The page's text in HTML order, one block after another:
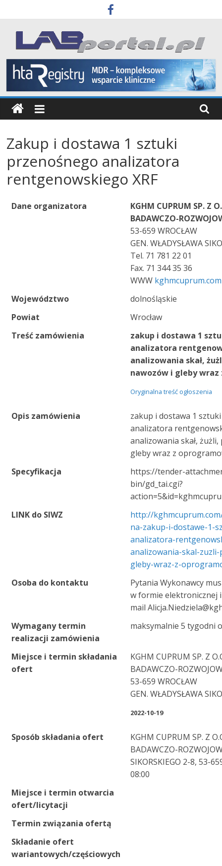
to
content
Labportal
Laboratoria
Aparatura
Badania
Zakup i dostawa 1 sztuki
przenośnego analizatora
rentgenowskiego XRF
Dane organizatora
KGHM CUPRUM SP. Z
BADAWCZO-
53-659 WROCŁAW
GEN. WŁADYSŁAWA
Tel. 71 781 22 01
Fax. 71 344 35 36
WWW kghmcuprum.com
Województwo
dolnośląskie
Powiat
Wrocław
Treść zamówienia
zakup i dostawa 1
analizatora
analizowania skał,
nawozów i gleby
Oryginalna treść ogłoszenia
Opis zamówienia
zakup i dostawa 1
analizatora
analizowania skał,
gleby wraz z
Specyfikacja
https://tender-
bin/gd_tai.cgi?
LINK do SIWZ
http://
na-zakup-i-dostawe-1-
analizatora-
analizowania-skal-
gleby-wraz-z-
Osoba do kontaktu
Pytania Wykonawcy
w formie elektronicznej
mail
Wymagany termin
realizacji zamówienia
maksymalnie 5 tygodni
Miejsce i termin składania
ofert
KGHM CUPRUM SP. Z
BADAWCZO-
53-659 WROCŁAW
GEN. WŁADYSŁAWA
2022-10-19
Sposób składania ofert
KGHM CUPRUM SP. Z
BADAWCZO-
SIKORSKIEGO 2-8, 53-
08:00
Miejsce i termin otwarcia
ofert/licytacji
Termin związania ofertą
Składanie ofert
wariantowych/częściowych